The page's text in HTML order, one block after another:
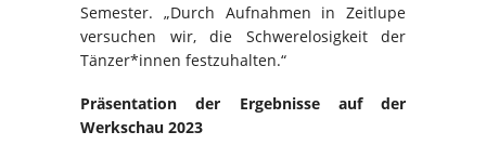
Semester. „Durch Aufnahmen in Zeitlupe
versuchen wir, die Schwerelosigkeit der
Tänzer*innen festzuhalten.“
Präsentation der Ergebnisse auf der
Werkschau 2023